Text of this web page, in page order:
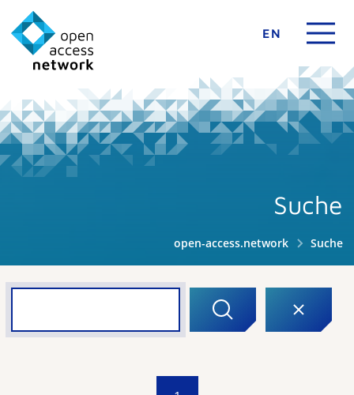
EN
Suche
open-access.network Suche